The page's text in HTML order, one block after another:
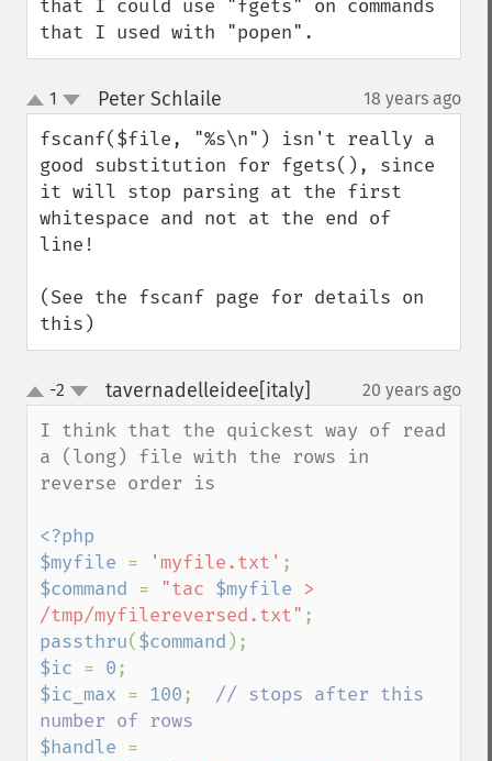
that I could use "fgets" on commands
that I used with "popen".
up
down
1 Peter Schlaile 18 years ago
fscanf($file, "%s\n") isn't really a
good substitution for fgets(), since
it will stop parsing at the first
whitespace and not at the end of
line!
(See the fscanf page for details on
this)
up
down
-2 tavernadelleidee[italy] 20 years ago
I think that the quickest way of read
a (long) file with the rows in
reverse order is
<?php
$myfile = 'myfile.txt'
$command = "tac $myfile >
/tmp/myfilereversed.txt"
passthru($command
$ic = 0
$ic_max = 100; // stops after this
$handle